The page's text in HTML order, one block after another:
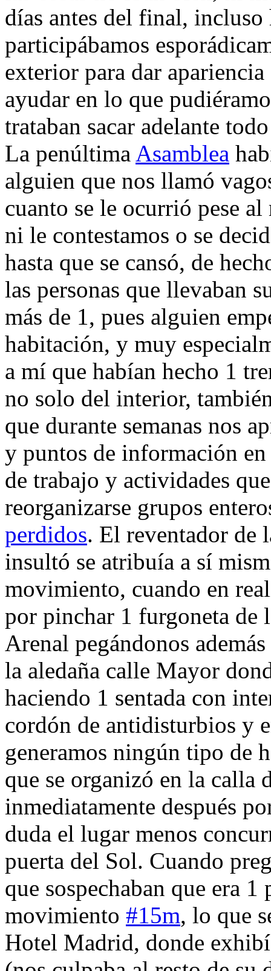
días antes del final,
participábamos
exterior para dar
ayudar en lo que
trataban sacar adelante
La penúltima Asamblea
alguien que nos llamó
cuanto se le ocurrió pese
ni le contestamos o se
hasta que se cansó, de
las personas que llevaban
más de 1, pues alguien
habitación, y muy
a mí que habían hecho 1
no solo del interior,
que durante semanas nos
y puntos de información
de trabajo y actividades
reorganizarse grupos
perdidos. El reventador de
insultó se atribuía a sí
movimiento, cuando en
por pinchar 1 furgoneta de
Arenal pegándonos
la aledaña calle Mayor
haciendo 1 sentada con
cordón de antidisturbios y
generamos ningún tipo de
que se organizó en la calla
inmediatamente después
duda el lugar menos
puerta del Sol. Cuando
que sospechaban que era
movimiento #15m, lo que
Hotel Madrid, donde